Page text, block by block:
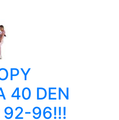
40 DEN
92-96!!!